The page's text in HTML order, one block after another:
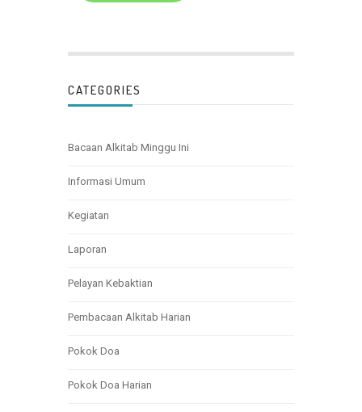
CATEGORIES
Bacaan Alkitab Minggu Ini
Informasi Umum
Kegiatan
Laporan
Pelayan Kebaktian
Pembacaan Alkitab Harian
Pokok Doa
Pokok Doa Harian